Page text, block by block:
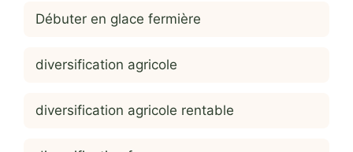
Débuter en glace fermière
diversification agricole
diversification agricole rentable